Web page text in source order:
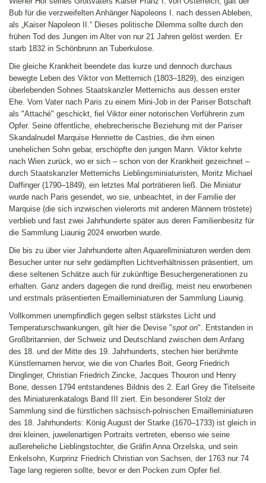
Bub für die verzweifelten Anhänger Napoleons I. nach dessen Ableben,
als „Kaiser Napoleon II.“ Dieses politische Dilemma sollte durch den
frühen Tod des Jungen im Alter von nur 21 Jahren gelöst werden. Er
starb 1832 in Schönbrunn an Tuberkulose.
Die gleiche Krankheit beendete das kurze und dennoch durchaus
bewegte Leben des Viktor von Metternich (1803–1829), des einzigen
überlebenden Sohnes Staatskanzler Metternichs aus dessen erster
Ehe. Vom Vater nach Paris zu einem Mini-Job in der Pariser Botschaft
als "Attaché" geschickt, fiel Viktor einer notorischen Verführerin zum
Opfer. Seine öffentliche, ehebrecherische Beziehung mit der Pariser
Skandalnudel Marquise Henriette de Castries, die ihm einen
unehelichen Sohn gebar, erschöpfte den jungen Mann. Viktor kehrte
nach Wien zurück, wo er sich – schon von der Krankheit gezeichnet –
durch Staatskanzler Metternichs Lieblingsminiaturisten, Moritz Michael
Daffinger (1790–1849), ein letztes Mal porträtieren ließ. Die Miniatur
wurde nach Paris gesendet, wo sie, unbeachtet, in der Familie der
Marquise (die sich inzwischen vielerorts mit anderen Männern tröstete)
verblieb und fast zwei Jahrhunderte später aus deren Familienbesitz für
die Sammlung Liaunig 2024 erworben wurde.
Die bis zu über vier Jahrhunderte alten Aquarellminiaturen werden dem
Besucher unter nur sehr gedämpften Lichtverhältnissen präsentiert, um
diese seltenen Schätze auch für zukünftige Besuchergenerationen zu
erhalten. Ganz anders dagegen die rund dreißig, meist neu erworbenen
und erstmals präsentierten Emailleminiaturen der Sammlung Liaunig.
Vollkommen unempfindlich gegen selbst stärkstes Licht und
Temperaturschwankungen, gilt hier die Devise "spot on". Entstanden in
Großbritannien, der Schweiz und Deutschland zwischen dem Anfang
des 18. und der Mitte des 19. Jahrhunderts, stechen hier berühmte
Künstlernamen hervor, wie die von Charles Boit, Georg Friedrich
Dinglinger, Christian Friedrich Zincke, Jacques Thouron und Henry
Bone, dessen 1794 entstandenes Bildnis des 2. Earl Grey die Titelseite
des Miniaturenkatalogs Band III ziert. Ein besonderer Stolz der
Sammlung sind die fürstlichen sächsisch-polnischen Emailleminiaturen
des 18. Jahrhunderts: König August der Starke (1670–1733) ist gleich in
drei kleinen, juwelenartigen Portraits vertreten, ebenso wie seine
außereheliche Lieblingstochter, die Gräfin Anna Orzelska, und sein
Enkelsohn, Kurprinz Friedrich Christian von Sachsen, der 1763 nur 74
Tage lang regieren sollte, bevor er den Pocken zum Opfer fiel.